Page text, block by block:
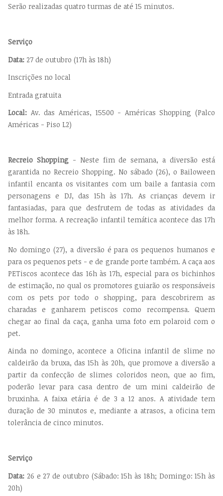
Serão realizadas quatro turmas de até 15 minutos.
Serviço
Data: 27 de outubro (17h às 18h)
Inscrições no local
Entrada gratuita
Local: Av. das Américas, 15500 - Américas Shopping (Palco
Américas - Piso L2)
Recreio Shopping- Neste fim de semana, a diversão está
garantida no Recreio Shopping. No sábado (26), o Bailoween
infantil encanta os visitantes com um baile a fantasia com
personagens e DJ, das 15h às 17h. As crianças devem ir
fantasiadas, para que desfrutem de todas as atividades da
melhor forma. A recreação infantil temática acontece das 17h
às 18h.
No domingo (27), a diversão é para os pequenos humanos e
para os pequenos pets - e de grande porte também. A caça aos
PETiscos acontece das 16h às 17h, especial para os bichinhos
de estimação, no qual os promotores guiarão os responsáveis
com os pets por todo o shopping, para descobrirem as
charadas e ganharem petiscos como recompensa. Quem
chegar ao final da caça, ganha uma foto em polaroid com o
pet.
Ainda no domingo, acontece a Oficina infantil de slime no
caldeirão da bruxa, das 15h às 20h, que promove a diversão a
partir da confecção de slimes coloridos neon, que ao fim,
poderão levar para casa dentro de um mini caldeirão de
bruxinha. A faixa etária é de 3 a 12 anos. A atividade tem
duração de 30 minutos e, mediante a atrasos, a oficina tem
tolerância de cinco minutos.
Serviço
Data: 26 e 27 de outubro (Sábado: 15h às 18h; Domingo: 15h às
20h)